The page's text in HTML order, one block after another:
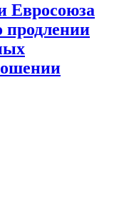
Евросоюза
продлении